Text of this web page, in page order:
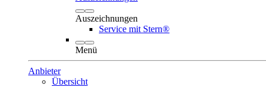
Auszeichnungen
Service mit Stern®
Menü
Anbieter
Übersicht